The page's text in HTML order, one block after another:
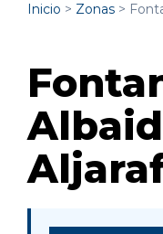
Inicio > Zonas >